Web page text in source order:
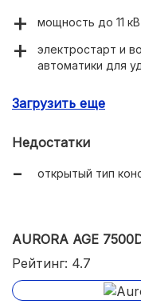
мощность до 11
электростарт и
автоматики для
Загрузить еще
Недостатки
открытый тип
AURORA AGE
Рейтинг: 4.7